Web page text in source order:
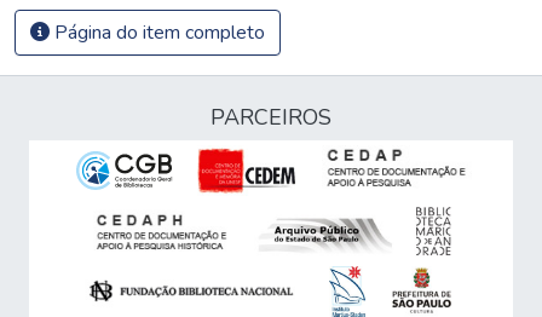
Página do item completo
PARCEIROS